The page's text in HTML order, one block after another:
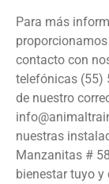
Para más
contacto con
telefónicas (55)
de nuestro
nuestras
Manzanitas #
bienestar tuyo